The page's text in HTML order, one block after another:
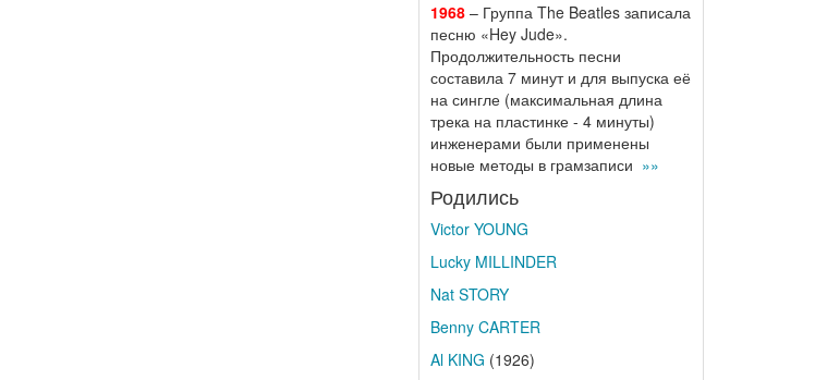
1968– Группа The Beatles записала
песню «Hey Jude».
Продолжительность песни
составила 7 минут и для выпуска её
на сингле (максимальная длина
трека на пластинке - 4 минуты)
инженерами были применены
новые методы в грамзаписи »»
Родились
Victor YOUNG
Lucky MILLINDER
Nat STORY
Benny CARTER
Al KING (1926)